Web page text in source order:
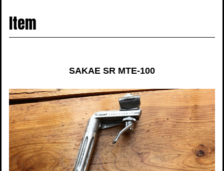
Item
SAKAE SR MTE-100